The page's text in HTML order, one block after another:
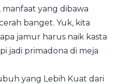
manfaat yang dibawa
banget. Yuk, kita
jamur harus naik kasta
jadi primadona di meja
yang Lebih Kuat dari